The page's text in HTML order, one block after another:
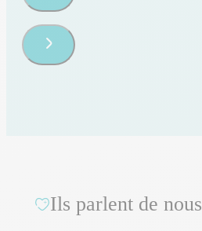
Ils parlent de nous